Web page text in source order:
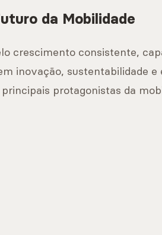
da Mobilidade
crescimento consistente,
inovação, sustentabilidade
protagonistas da